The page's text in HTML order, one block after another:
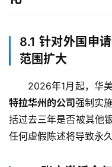
生
态
伙
伴
专
栏
8.1 针对外国申
范围扩大
2026年1月起，华
特拉华州的公司强制实
括过去三年是否被其他
任何虚假陈述将导致永